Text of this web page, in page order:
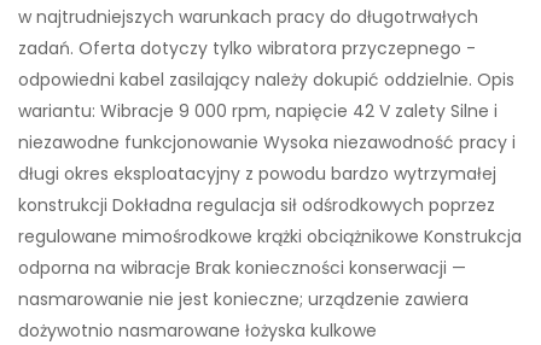
w najtrudniejszych warunkach pracy do długotrwałych
zadań. Oferta dotyczy tylko wibratora przyczepnego -
odpowiedni kabel zasilający należy dokupić oddzielnie. Opis
wariantu: Wibracje 9 000 rpm, napięcie 42 V zalety Silne i
niezawodne funkcjonowanie Wysoka niezawodność pracy i
długi okres eksploatacyjny z powodu bardzo wytrzymałej
konstrukcji Dokładna regulacja sił odśrodkowych poprzez
regulowane mimośrodkowe krążki obciążnikowe Konstrukcja
odporna na wibracje Brak konieczności konserwacji —
nasmarowanie nie jest konieczne; urządzenie zawiera
dożywotnio nasmarowane łożyska kulkowe